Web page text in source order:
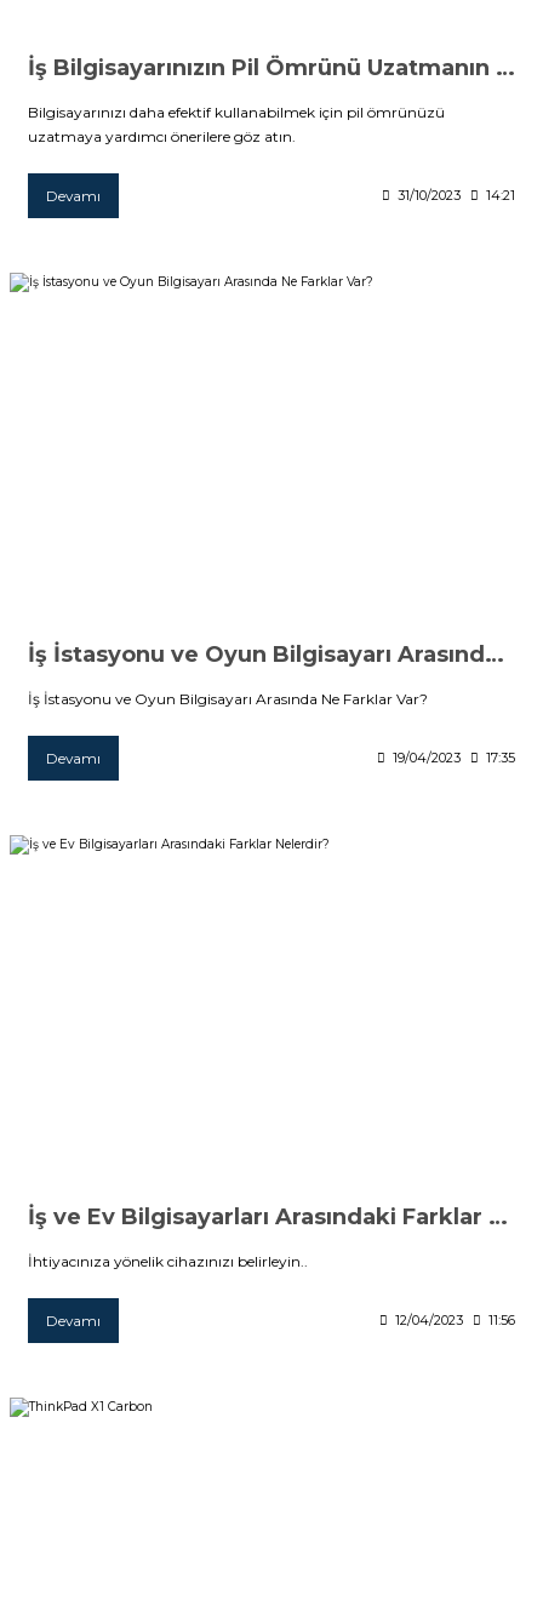
İş Bilgisayarınızın Pil Ömrünü Uzatmanın 8 Yolu
Bilgisayarınızı daha efektif kullanabilmek için pil ömrünüzü
uzatmaya yardımcı önerilere göz atın.
Devamı 31/10/2023 14:21
İş İstasyonu ve Oyun Bilgisayarı Arasında Ne Farklar Var?
İş İstasyonu ve Oyun Bilgisayarı Arasında Ne Farklar Var?
Devamı 19/04/2023 17:35
İş ve Ev Bilgisayarları Arasındaki Farklar Nelerdir?
İhtiyacınıza yönelik cihazınızı belirleyin..
Devamı 12/04/2023 11:56